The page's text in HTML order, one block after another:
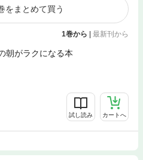
をまとめて買う
1巻から | 最新刊から
朝がラクになる本
試し読み カートへ